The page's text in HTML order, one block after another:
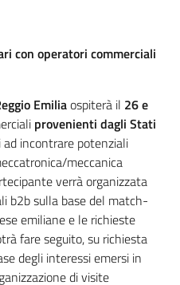
con operatori commerciali
Emiliaospiterà il 26 e
provenienti dagli Stati
incontrare potenziali
meccanica
verrà organizzata
b2b sulla base del match-
emiliane e le richieste
fare seguito, su richiesta
degli interessi emersi in
di visite